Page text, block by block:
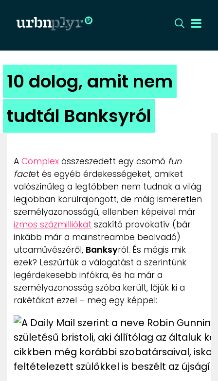
CÍMLAP
DIZÁJN
DIVAT
HIP
KULT
UTCA
ZENE
MÉDIAAJÁNLAT
IMPRESSZUM
PR-ARCHÍVUM
ADATKEZELÉSI TÁJÉKOZTATÓ
10 dolog, amit nem
tudtál Banksyról
A Complex összeszedett egy csomó fun
factet és egyéb érdekességeket, amiket
valószínűleg a legtöbben nem tudnak a világ
legjobban körülrajongott, de máig ismeretlen
személyazonosságú, ellenben képeivel már
izmos százmilliókat szakító provokatív (bár
inkább már a mainstreambe beolvadó)
utcaművészéről, Banksyról. És mégis mik
ezek? Leszűrtük a válogatást a szerintünk
legérdekesebb infókra, és ha már a
személyazonosság szóba került, lőjük ki a
rakétákat ezzel – meg egy képpel: